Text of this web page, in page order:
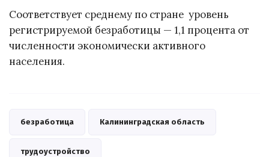
Соответствует среднему по стране уровень
регистрируемой безработицы — 1,1 процента от
численности экономически активного
населения.
безработица Калининградская область
трудоустройство